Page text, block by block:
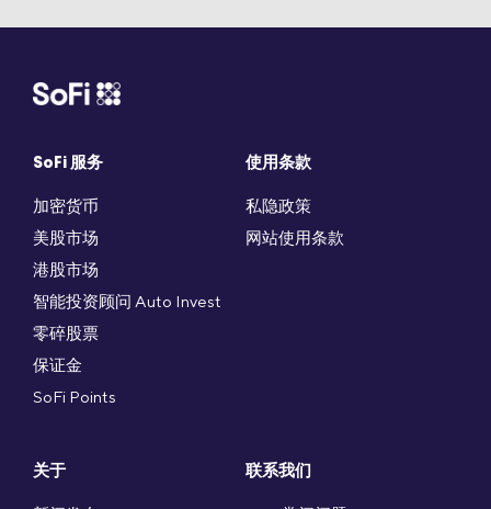
SoFi 服务
加密货币
美股市场
港股市场
智能投资顾问 Auto Invest
零碎股票
保证金
SoFi Points
使用条款
私隐政策
网站使用条款
关于 联系我们